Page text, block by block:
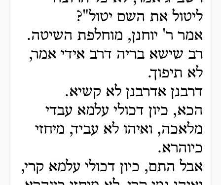
ליטול את השם יטול"?
אמר ר' יוחנן, מוחלפת השיטה.
רב שישא בריה דרב אידי אמר,
לא תיפוך.
דרבנן אדרבנן לא קשיא.
הכא, כיון דכולי עלמא עבדי
מלאכה, ואיהו לא עביד, מיחזי
כיוהרא.
אבל התם, כיון דכולי עלמא קרי,